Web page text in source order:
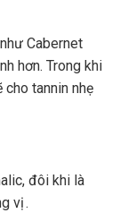
Cabernet
hơn. Trong khi
tannin nhẹ
đôi khi là
vị .